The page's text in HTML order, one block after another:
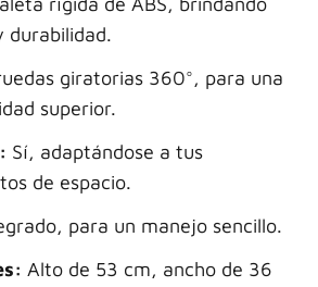
durabilidad.
giratorias 360°, para una
superior.
Sí, adaptándose a tus
de espacio.
para un manejo sencillo.
Alto de 53 cm, ancho de 36